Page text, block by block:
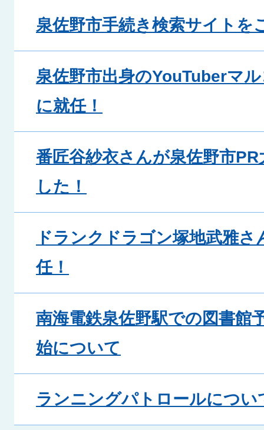
泉佐野市手続き検索サイトを
泉佐野市出身のYouTuberマ
に就任！
番匠谷紗衣さんが泉佐野市
した！
ドランクドラゴン塚地武雅
任！
南海電鉄泉佐野駅での図書館
始について
ランニングパトロールについ